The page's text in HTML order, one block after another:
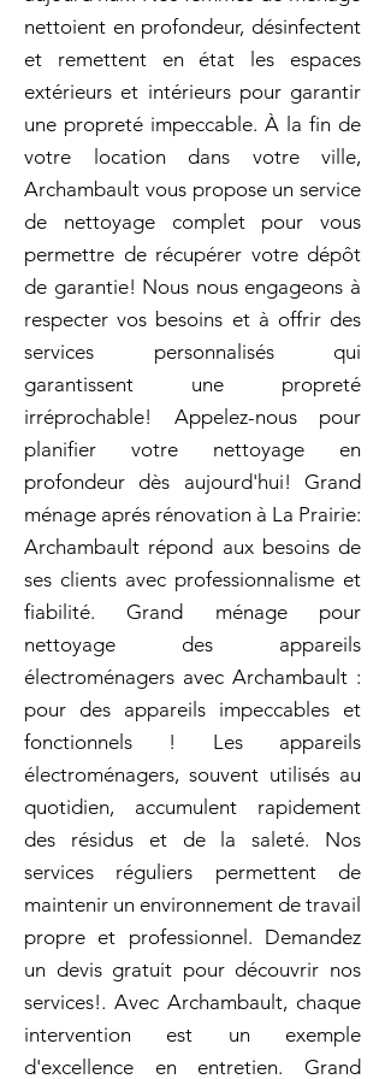
nettoient en profondeur, désinfectent
et remettent en état les espaces
extérieurs et intérieurs pour garantir
une propreté impeccable. À la fin de
votre location dans votre ville,
Archambault vous propose un service
de nettoyage complet pour vous
permettre de récupérer votre dépôt
de garantie! Nous nous engageons à
respecter vos besoins et à offrir des
services personnalisés qui
garantissent une propreté
irréprochable! Appelez-nous pour
planifier votre nettoyage en
profondeur dès aujourd'hui! Grand
ménage aprés rénovation à La Prairie:
Archambault répond aux besoins de
ses clients avec professionnalisme et
fiabilité. Grand ménage pour
nettoyage des appareils
électroménagers avec Archambault :
pour des appareils impeccables et
fonctionnels ! Les appareils
électroménagers, souvent utilisés au
quotidien, accumulent rapidement
des résidus et de la saleté. Nos
services réguliers permettent de
maintenir un environnement de travail
propre et professionnel. Demandez
un devis gratuit pour découvrir nos
services!. Avec Archambault, chaque
intervention est un exemple
d'excellence en entretien. Grand